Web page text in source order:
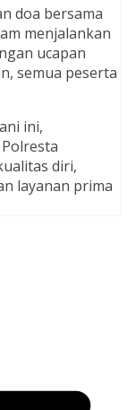
doa bersama
menjalankan
ucapan
semua peserta
ini,
diri,
layanan prima